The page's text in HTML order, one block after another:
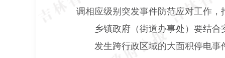
调相应级别突发事件防范应对工作
乡镇政府（街道办事处）要结
发生跨行政区域的大面积停电